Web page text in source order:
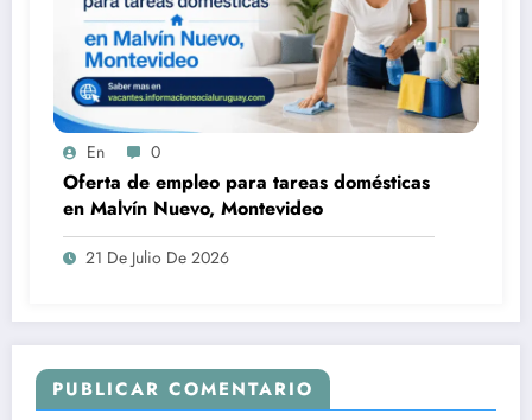
En 0
Oferta de empleo para tareas domésticas
en Malvín Nuevo, Montevideo
21 De Julio De 2026
PUBLICAR COMENTARIO